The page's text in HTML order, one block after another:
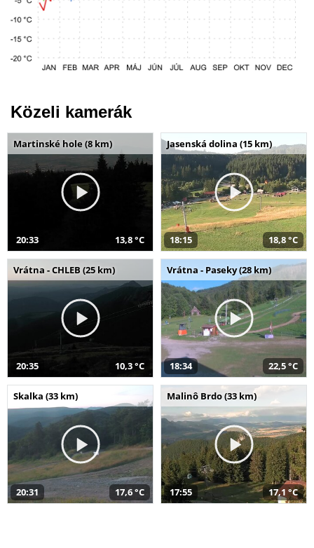
Közeli kamerák
Martinské hole (8 km)
20:33 13,8 °C
Jasenská dolina (15 km)
18:15 18,8 °C
Vrátna - CHLEB (25 km)
20:35 10,3 °C
Vrátna - Paseky (28 km)
18:34 22,5 °C
Skalka (33 km)
20:31 17,6 °C
Malinô Brdo (33 km)
17:55 17,1 °C